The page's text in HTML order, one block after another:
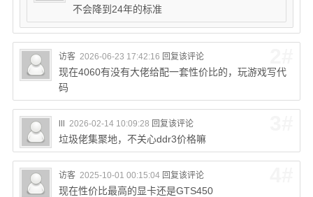
不会降到24年的标准
访客 2026-06-23 17:42:16 回复该评论
现在4060有没有大佬给配一套性价比的，玩游戏写代
码
lll 2026-02-14 10:09:28 回复该评论
垃圾佬集聚地，不关心ddr3价格嘛
访客 2025-10-01 00:15:04 回复该评论
现在性价比最高的显卡还是GTS450